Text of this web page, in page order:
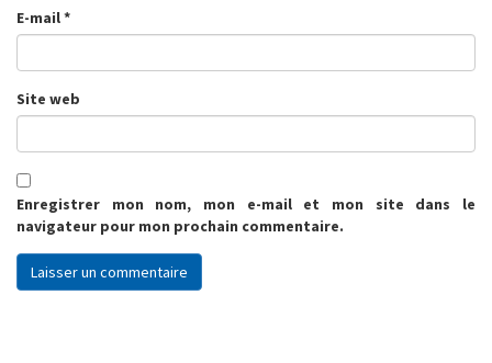
E-mail*
Site web
Enregistrer mon nom, mon e-mail et mon site dans le
navigateur pour mon prochain commentaire.